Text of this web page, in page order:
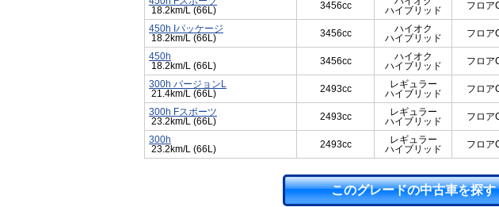
18.2km/L (66L)
3456cc
ハイブリッド
フロア
450h Iパッケージ
18.2km/L (66L)
3456cc
ハイオク
ハイブリッド
フロア
450h
18.2km/L (66L)
3456cc
ハイオク
ハイブリッド
フロア
300h バージョンL
21.4km/L (66L)
2493cc
レギュラー
ハイブリッド
フロア
300h Fスポーツ
23.2km/L (66L)
2493cc
レギュラー
ハイブリッド
フロア
300h
23.2km/L (66L)
2493cc
レギュラー
ハイブリッド
フロア
このグレードの中古車を探す